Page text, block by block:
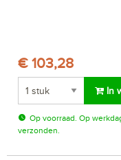
€ 103,28
In
Op voorraad. Op
verzonden.